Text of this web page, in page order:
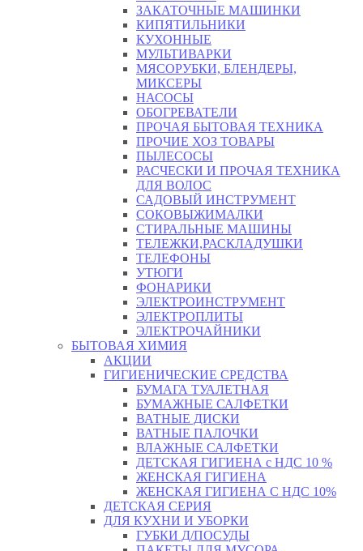
ЗАКАТОЧНЫЕ МАШИНКИ
КИПЯТИЛЬНИКИ
КУХОННЫЕ
МУЛЬТИВАРКИ
МЯСОРУБКИ, БЛЕНДЕРЫ,
МИКСЕРЫ
НАСОСЫ
ОБОГРЕВАТЕЛИ
ПРОЧАЯ БЫТОВАЯ ТЕХНИКА
ПРОЧИЕ ХОЗ ТОВАРЫ
ПЫЛЕСОСЫ
РАСЧЕСКИ И ПРОЧАЯ ТЕХНИКА
ДЛЯ ВОЛОС
САДОВЫЙ ИНСТРУМЕНТ
СОКОВЫЖИМАЛКИ
СТИРАЛЬНЫЕ МАШИНЫ
ТЕЛЕЖКИ,РАСКЛАДУШКИ
ТЕЛЕФОНЫ
УТЮГИ
ФОНАРИКИ
ЭЛЕКТРОИНСТРУМЕНТ
ЭЛЕКТРОПЛИТЫ
ЭЛЕКТРОЧАЙНИКИ
БЫТОВАЯ ХИМИЯ
АКЦИИ
ГИГИЕНИЧЕСКИЕ СРЕДСТВА
БУМАГА ТУАЛЕТНАЯ
БУМАЖНЫЕ САЛФЕТКИ
ВАТНЫЕ ДИСКИ
ВАТНЫЕ ПАЛОЧКИ
ВЛАЖНЫЕ САЛФЕТКИ
ДЕТСКАЯ ГИГИЕНА с НДС 10 %
ЖЕНСКАЯ ГИГИЕНА
ЖЕНСКАЯ ГИГИЕНА С НДС 10%
ДЕТСКАЯ СЕРИЯ
ДЛЯ КУХНИ И УБОРКИ
ГУБКИ Д/ПОСУДЫ